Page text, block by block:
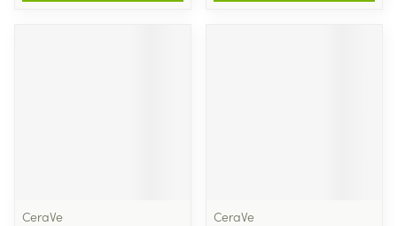
CeraVe
CeraVe